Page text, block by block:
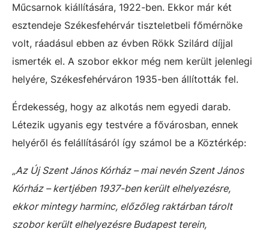
Műcsarnok kiállítására, 1922-ben. Ekkor már két
esztendeje Székesfehérvár tiszteletbeli főmérnöke
volt, ráadásul ebben az évben Rökk Szilárd díjjal
ismerték el. A szobor ekkor még nem került jelenlegi
helyére, Székesfehérváron 1935-ben állították fel.
Érdekesség, hogy az alkotás nem egyedi darab.
Létezik ugyanis egy testvére a fővárosban, ennek
helyéről és felállításáról így számol be a Köztérkép:
„Az Új Szent János Kórház – mai nevén Szent János
Kórház – kertjében 1937-ben került elhelyezésre,
ekkor mintegy harminc, előzőleg raktárban tárolt
szobor került elhelyezésre Budapest terein,